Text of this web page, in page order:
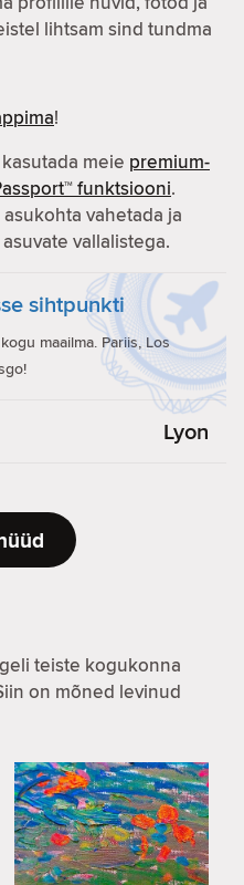
lihtsam sind tundma
!
meie premium-
funktsiooni.
vahetada ja
vallalistega.
sihtpunkti
maailma. Pariis, Los
Lyon
teiste kogukonna
on mõned levinud